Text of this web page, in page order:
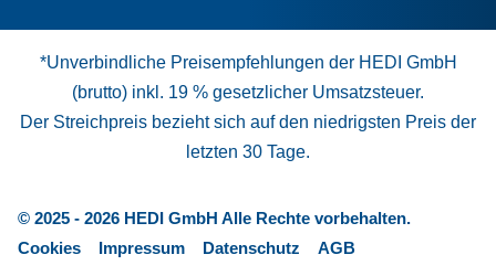
*Unverbindliche Preisempfehlungen der HEDI GmbH
(brutto) inkl. 19 % gesetzlicher Umsatzsteuer.
Der Streichpreis bezieht sich auf den niedrigsten Preis der
letzten 30 Tage.
© 2025 - 2026 HEDI GmbH Alle Rechte vorbehalten.
Cookies
Impressum Datenschutz AGB